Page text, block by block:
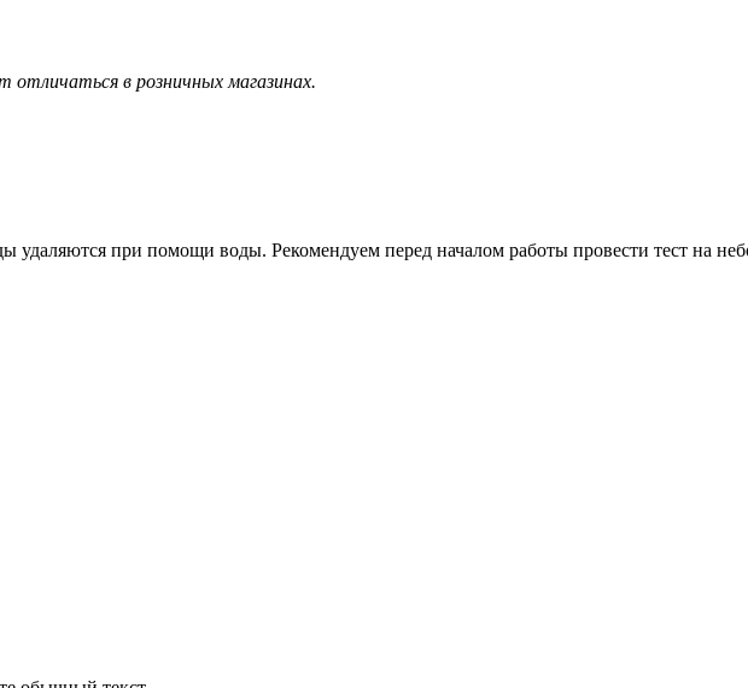
в розничных магазинах.
удаляются при помощи воды. Рекомендуем перед началом работы провести тест на